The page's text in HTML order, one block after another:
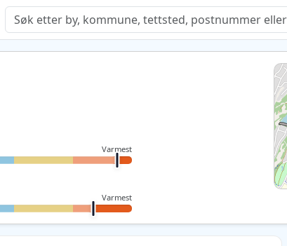
Varmest
Varmest